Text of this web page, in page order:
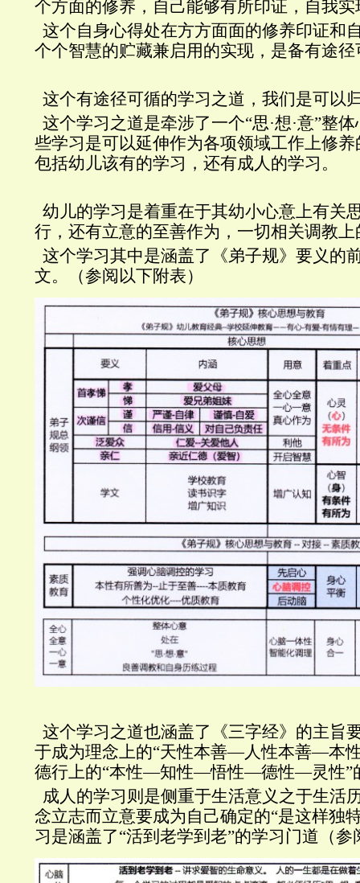
个方面的修养，自己能够有所印证，自我实
这个自身心得处在方方面面的修养印证和
个个智慧的贮藏兼启用的实现，是备有途
这个有途径可循的学习之道，我们是可以
这个学习之道是牵涉了一个“思·想·意”整
些学习是可以延伸作为各项领域工作上修
包括幼儿该有的学习，还有成人的学习。
幼儿的学习是着重在于其幼小心意上有关
行，还有立意的至善作为，一切相关调教上
这个学习其中是涵盖了《弟子规》要义的
文。（参阅以下附表）
这个学习之道也涵盖了《三字经》的主旨
于成为理念上的“天性本善—人性本善—本
德行上的“本性—知性—悟性—德性—灵性”
成人的学习则是侧重于生活意义之于生活
念立志而立意要成为自己确定的“是这样独
习是涵盖了“活到老学到老”的学习门道（